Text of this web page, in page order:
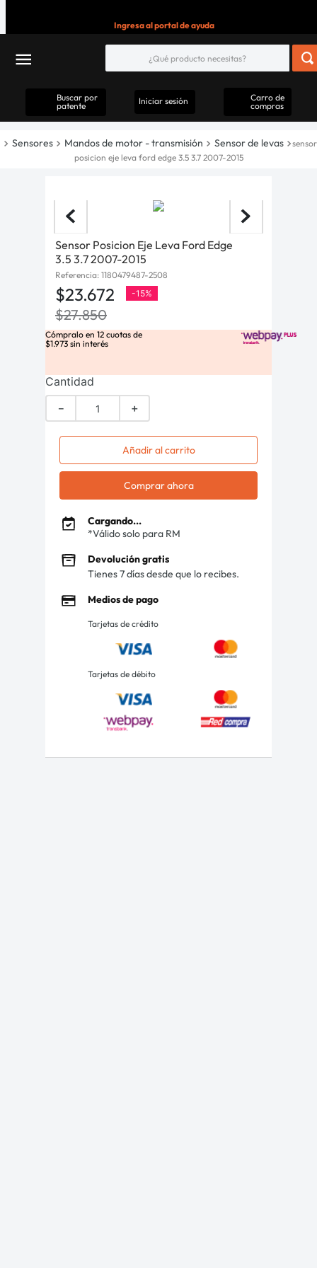
Ingresa al portal de ayuda
Buscar por
patente
Iniciar sesión
Carro de
compras
Sensores Mandos de motor - transmisión Sensor de levas
sensor
posicion eje leva ford edge 3.5 3.7 2007-2015
Sensor Posicion Eje Leva Ford Edge
3.5 3.7 2007-2015
Referencia: 1180479487-2508
$23.672 -15%
$27.850
Cómpralo en 12 cuotas de
$1.973 sin interés
Cantidad
＋
－
Añadir al carrito
Comprar ahora
Cargando...
*Válido solo para RM
Devolución gratis
Tienes 7 días desde que lo recibes.
Medios de pago
Tarjetas de crédito
Tarjetas de débito